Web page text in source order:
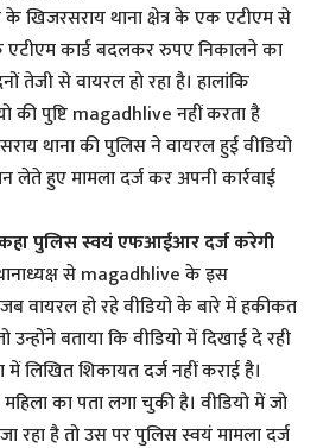
खिजरसराय थाना क्षेत्र के एक एटीएम से
कार्ड बदलकर रुपए निकालने का
तेजी से वायरल हो रहा है। हालांकि
की पुष्टि magadhlive नहीं करता है
थाना की पुलिस ने वायरल हुई वीडियो
लेते हुए मामला दर्ज कर अपनी कार्रवाई
कहा पुलिस स्वयं एफआईआर दर्ज करेगी
से magadhlive के इस
वायरल हो रहे वीडियो के बारे में हकीकत
उन्होंने बताया कि वीडियो में दिखाई दे रही
में लिखित शिकायत दर्ज नहीं कराई है।
का पता लगा चुकी है। वीडियो में जो
रहा है तो उस पर पुलिस स्वयं मामला दर्ज